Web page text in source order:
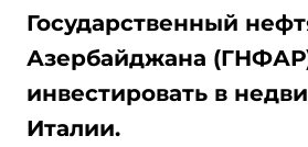
Государственный
Азербайджана
инвестировать в
Италии.